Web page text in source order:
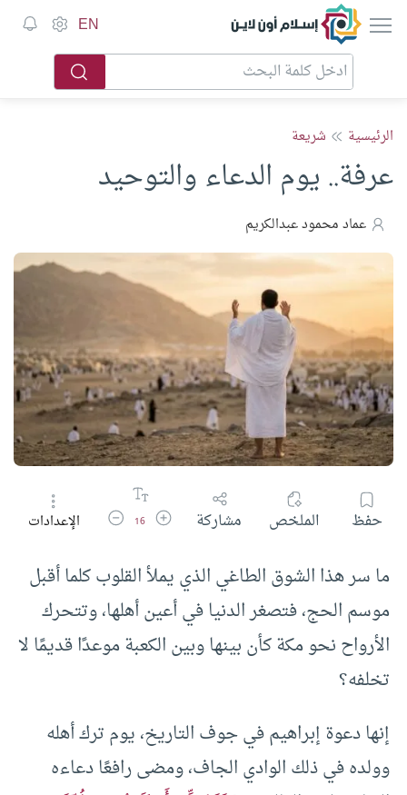
إسلام أون لاين EN
الرئيسية شريعة
عرفة.. يوم الدعاء والتوحيد
عماد محمود عبدالكريم
حفظ الملخص مشاركة زيادة حجم الخط
16 تقليل حجم الخط
الإعدادات
ما سر هذا الشوق الطاغي الذي يملأ القلوب كلما أقبل
موسم الحج، فتصغر الدنيا في أعين أهلها، وتتحرك
الأرواح نحو مكة كأن بينها وبين الكعبة موعدًا قديمًا لا
تخلفه؟
إنها دعوة إبراهيم في جوف التاريخ، يوم ترك أهله
وولده في ذلك الوادي الجاف، ومضى رافعًا دعاءه